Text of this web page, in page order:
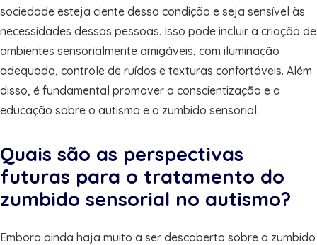
sociedade esteja ciente dessa condição e seja sensível às
necessidades dessas pessoas. Isso pode incluir a criação de
ambientes sensorialmente amigáveis, com iluminação
adequada, controle de ruídos e texturas confortáveis. Além
disso, é fundamental promover a conscientização e a
educação sobre o autismo e o zumbido sensorial.
Quais são as perspectivas
futuras para o tratamento do
zumbido sensorial no autismo?
Embora ainda haja muito a ser descoberto sobre o zumbido